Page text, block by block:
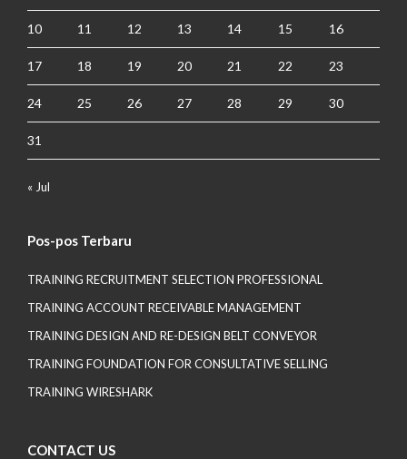
10 11 12 13 14 15 16
17 18 19 20 21 22 23
24 25 26 27 28 29 30
31
« Jul
Pos-pos Terbaru
TRAINING RECRUITMENT SELECTION PROFESSIONAL
TRAINING ACCOUNT RECEIVABLE MANAGEMENT
TRAINING DESIGN AND RE-DESIGN BELT CONVEYOR
TRAINING FOUNDATION FOR CONSULTATIVE SELLING
TRAINING WIRESHARK
CONTACT US